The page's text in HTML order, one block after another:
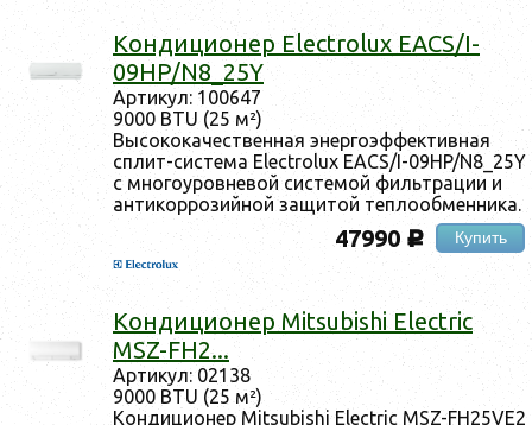
Кон­ди­ци­онер Electrolux EACS/I-
09HP/N8_25Y
Ар­ти­кул: 100647
9000 BTU (25 м²)
Вы­соко­качес­твен­ная энер­го­эф­фектив­ная
сплит-сис­те­ма Electrolux EACS/I-09HP/N8_25Y
с мно­го­уров­не­вой сис­те­мой филь­тра­ции и
ан­ти­кор­ро­зий­ной за­щитой теп­ло­об­менни­ка.
47990 c Купить
Кон­ди­ци­онер Mitsubishi Electric
MSZ-FH2...
Ар­ти­кул: 02138
9000 BTU (25 м²)
Кон­ди­ци­онер Mitsubishi Electric MSZ-FH25VE2